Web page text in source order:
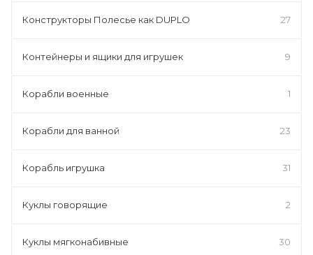
Конструкторы Полесье как DUPLO 27
Контейнеры и ящики для игрушек 9
Корабли военные 1
Корабли для ванной 23
Корабль игрушка 31
Куклы говорящие 2
Куклы мягконабивные 30